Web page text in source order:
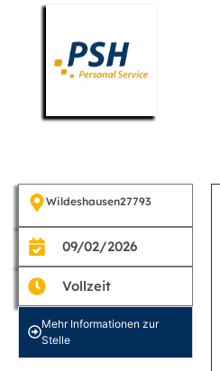
Wildeshausen27793
09/02/2026
Vollzeit
Mehr Informationen zur
Stelle